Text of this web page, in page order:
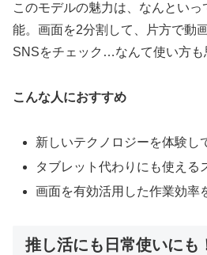
このモデルの魅力は、なんとい
能。画面を2分割して、片方で動
SNSをチェック…なんて使い方も
こんな人におすすめ
新しいテクノロジーを体験し
タブレット代わりにも使える
画面を有効活用した作業効率
推し活にも日常使いにも